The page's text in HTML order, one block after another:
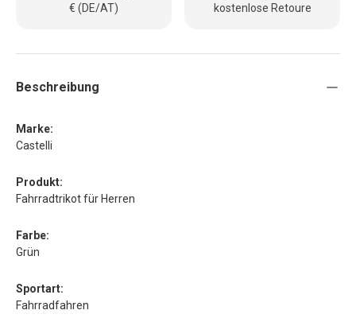
€ (DE/AT)
kostenlose Retoure
Beschreibung
Marke:
Castelli
Produkt:
Fahrradtrikot für Herren
Farbe:
Grün
Sportart:
Fahrradfahren